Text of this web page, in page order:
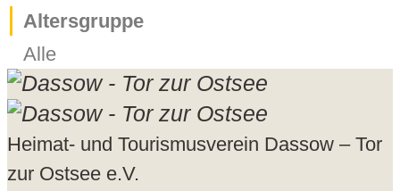
Altersgruppe
Alle
Heimat- und Tourismusverein Dassow – Tor
zur Ostsee e.V.